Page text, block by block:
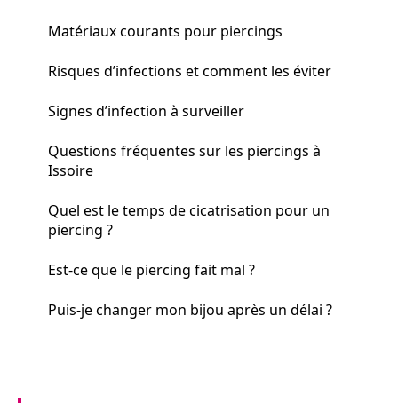
Matériaux courants pour piercings
Risques d’infections et comment les éviter
Signes d’infection à surveiller
Questions fréquentes sur les piercings à
Issoire
Quel est le temps de cicatrisation pour un
piercing ?
Est-ce que le piercing fait mal ?
Puis-je changer mon bijou après un délai ?